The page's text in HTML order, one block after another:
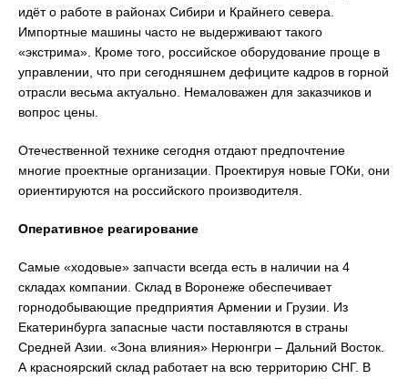
идёт о работе в районах Сибири и Крайнего севера.
Импортные машины часто не выдерживают такого
«экстрима». Кроме того, российское оборудование проще в
управлении, что при сегодняшнем дефиците кадров в горной
отрасли весьма актуально. Немаловажен для заказчиков и
вопрос цены.
Отечественной технике сегодня отдают предпочтение
многие проектные организации. Проектируя новые ГОКи, они
ориентируются на российского производителя.
Оперативное реагирование
Самые «ходовые» запчасти всегда есть в наличии на 4
складах компании. Склад в Воронеже обеспечивает
горнодобывающие предприятия Армении и Грузии. Из
Екатеринбурга запасные части поставляются в страны
Средней Азии. «Зона влияния» Нерюнгри – Дальний Восток.
А красноярский склад работает на всю территорию СНГ. В